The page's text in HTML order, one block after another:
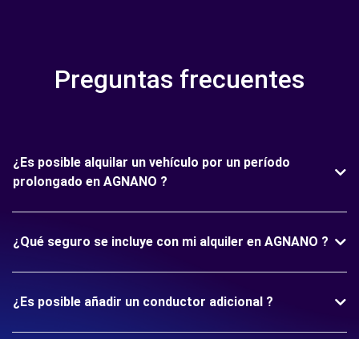
Preguntas frecuentes
¿Es posible alquilar un vehículo por un período
prolongado en AGNANO ?
¿Qué seguro se incluye con mi alquiler en AGNANO ?
¿Es posible añadir un conductor adicional ?